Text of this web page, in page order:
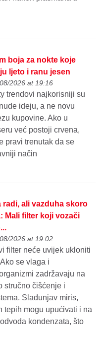
boja za nokte koje
ljeto i ranu jesen
2026 at 19:16
trendovi najkorisniji su
ideju, a ne novu
kupovine. Ako u
već postoji crvena,
pravi trenutak da se
način
radi, ali vazduha skoro
Mali filter koji vozači
2026 at 19:02
filter neće uvijek ukloniti
se vlaga i
zadržavaju na
stručno čišćenje i
Sladunjav miris,
tepih mogu upućivati i na
kondenzata, što